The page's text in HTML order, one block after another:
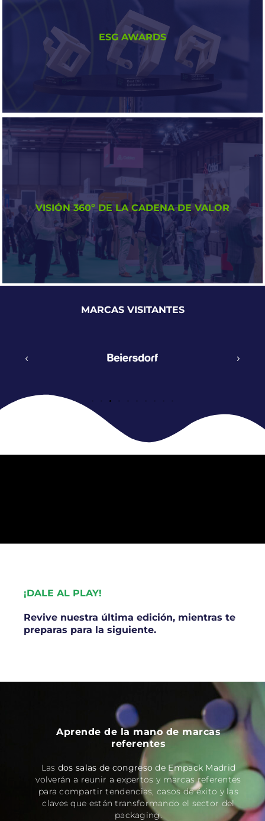
VOZ, VISIBILIDAD Y FUTURO.
Un espacio dedicado a las soluciones que están
transformando la forma en que entendemos el
envase reutilizable.
ESG AWARDS
ESTE AÑO CON NUEVA
CATEGORÍA
Un galardón que reconoce a las empresas más
comprometidas con el medioambiente, la
sociedad y la buena gobernanza.
VISIÓN 360º DE LA CADENA DE VALOR
con LOGISTICS & AUTOMATION. Además, desde
MARCAS VISITANTES
¡DALE AL PLAY!
Revive nuestra última edición, mientras te
preparas para la siguiente.
Aprende de la mano de marcas
referentes
Las dos salas de congreso de Empack Madrid
volverán a reunir a expertos y marcas referentes
para compartir tendencias, casos de éxito y las
claves que están transformando el sector del
packaging.